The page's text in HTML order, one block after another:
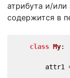
атрибута и/или
содержится в
class My:
attr1